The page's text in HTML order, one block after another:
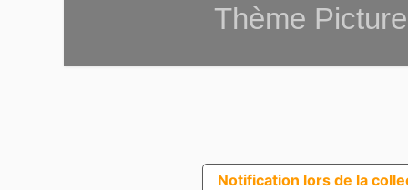
Thème
Notification lors de la